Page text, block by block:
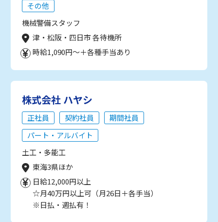
その他
機械警備スタッフ
津・松阪・四日市 各待機所
時給1,090円～＋各種手当あり
株式会社 ハヤシ
正社員 契約社員
期間社員
パート・アルバイト
土工・多能工
東海3県ほか
日給12,000円以上
☆月40万円以上可（月26日＋各手当）
※日払・週払有！